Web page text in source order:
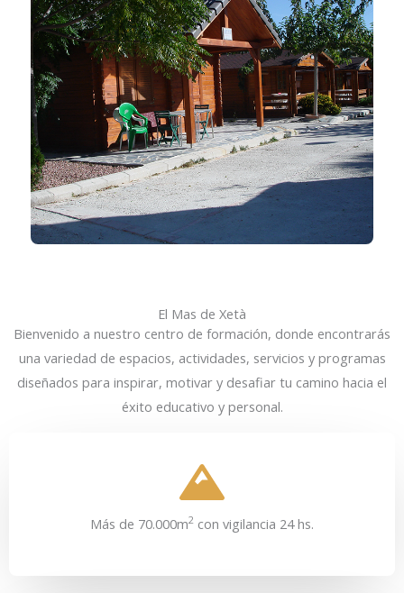
El Mas de Xetà
Bienvenido a nuestro centro de formación, donde encontrarás
una variedad de espacios, actividades, servicios y programas
diseñados para inspirar, motivar y desafiar tu camino hacia el
éxito educativo y personal.
Más de 70.000m2 con vigilancia 24 hs.